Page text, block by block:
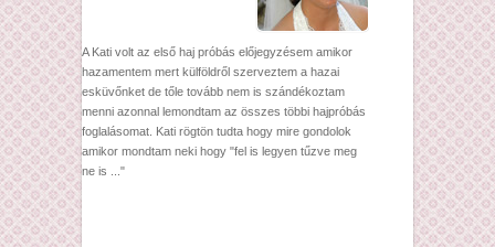
A Kati volt az első haj próbás előjegyzésem amikor
hazamentem mert külföldről szerveztem a hazai
esküvőnket de tőle tovább nem is szándékoztam
menni azonnal lemondtam az összes többi hajpróbás
foglalásomat. Kati rögtön tudta hogy mire gondolok
amikor mondtam neki hogy "fel is legyen tűzve meg
ne is ..."